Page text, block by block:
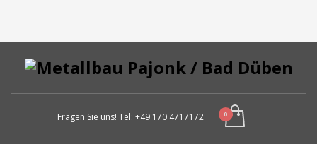
Fragen Sie uns! Tel: +49 170 4717172